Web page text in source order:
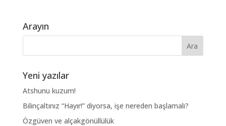
Arayın
Yeni yazılar
Atshunu kuzum!
Bilinçaltınız “Hayır!” diyorsa, işe nereden başlamalı?
Özgüven ve alçakgönüllülük